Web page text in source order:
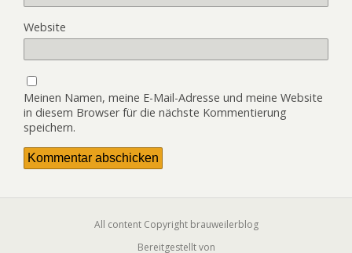
Website
Meinen Namen, meine E-Mail-Adresse und meine Website
in diesem Browser für die nächste Kommentierung
speichern.
All content Copyright brauweilerblog
Bereitgestellt von